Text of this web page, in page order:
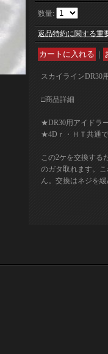
数量:
返品特約に関する重
スカイラインDR30
□商品詳細
★DR30用アイドラ
★4Dｒ・ＨＴ共通
この2ケを交換する
のガタ取れます。
ん。交換はネジを